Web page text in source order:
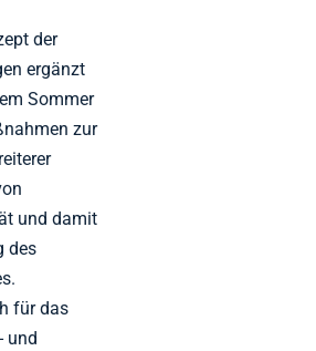
der
ergänzt
Sommer
zur
und damit
des
für das
und